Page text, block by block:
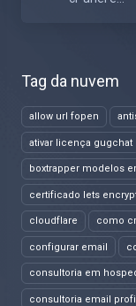
Tag da nuvem
allow url fopen
ativar licença gugchat
boxtrapper modelos
certificado lets
cloudflare como
configurar email
consultoria em
consultoria email